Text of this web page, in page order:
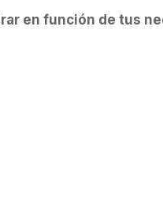
en función de tus